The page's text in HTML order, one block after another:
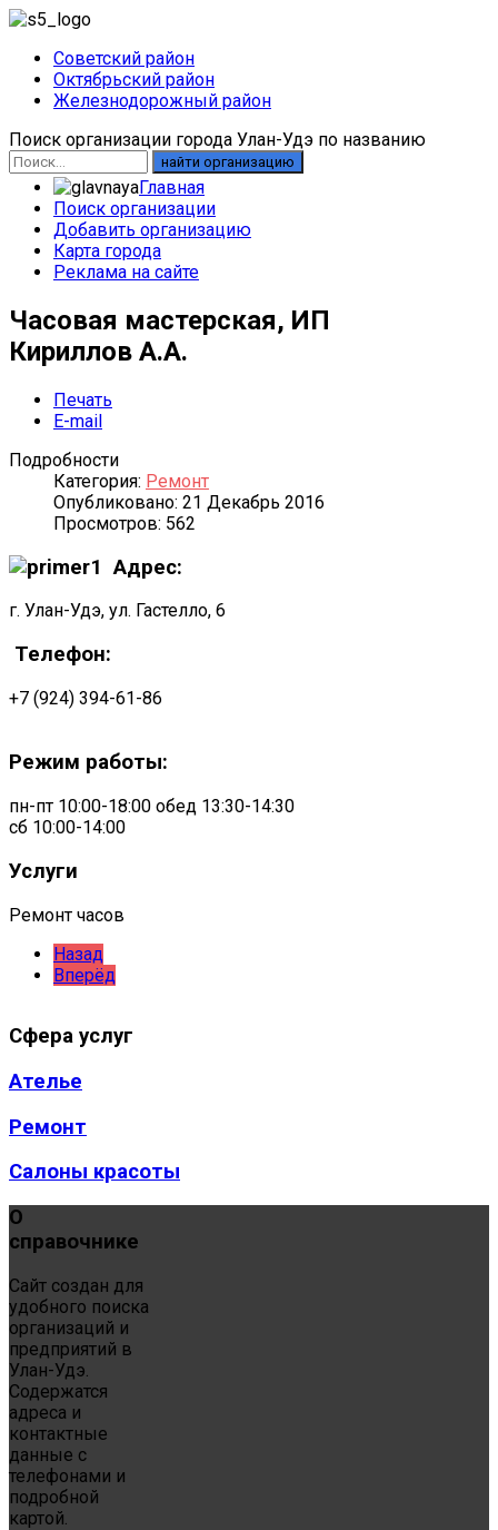
Советский район
Октябрьский район
Железнодорожный район
Поиск организации города Улан-Удэ по названию
найти организацию
Главная
Поиск организации
Добавить организацию
Карта города
Реклама на сайте
Часовая мастерская, ИП
Кириллов А.А.
Печать
E-mail
Подробности
Категория: Ремонт
Опубликовано: 21 Декабрь 2016
Просмотров: 562
Адрес:
г. Улан-Удэ, ул. Гастелло, 6
Телефон:
+7 (924) 394-61-86
Режим работы:
пн-пт 10:00-18:00 обед 13:30-14:30
сб 10:00-14:00
Услуги
Ремонт часов
Назад
Вперёд
Сфера услуг
Ателье
Ремонт
Салоны красоты
О
справочнике
Сайт создан для
удобного поиска
организаций и
предприятий в
Улан-Удэ.
Содержатся
адреса и
контактные
данные с
телефонами и
подробной
картой.